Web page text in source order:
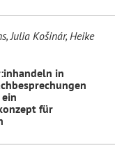
Julia Košinár, Heike
in
für